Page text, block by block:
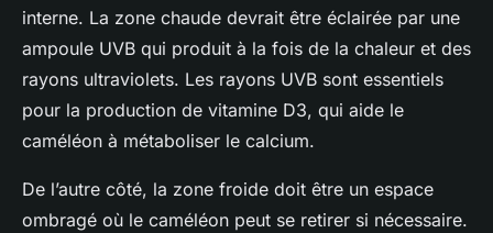
interne. La zone chaude devrait être éclairée par une
ampoule UVB qui produit à la fois de la chaleur et des
rayons ultraviolets. Les rayons UVB sont essentiels
pour la production de vitamine D3, qui aide le
caméléon à métaboliser le calcium.
De l’autre côté, la zone froide doit être un espace
ombragé où le caméléon peut se retirer si nécessaire.